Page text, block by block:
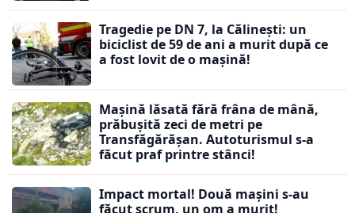
Tragedie pe DN 7, la Călinești: un
biciclist de 59 de ani a murit după ce
a fost lovit de o mașină!
Mașină lăsată fără frâna de mână,
prăbușită zeci de metri pe
Transfăgărășan. Autoturismul s-a
făcut praf printre stânci!
Impact mortal! Două mașini s-au
făcut scrum, un om a murit!